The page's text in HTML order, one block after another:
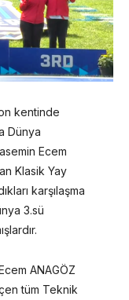
kentinde
Dünya
Ecem
Klasik Yay
karşılaşma
3.sü
ANAGÖZ
tüm Teknik